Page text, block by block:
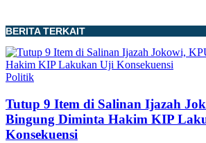
BERITA TERKAIT
Politik
Tutup 9 Item di Salinan Ijazah
Bingung Diminta Hakim KIP
Konsekuensi